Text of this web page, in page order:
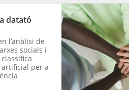
datató
l’anàlisi de
socials i
artificial per a